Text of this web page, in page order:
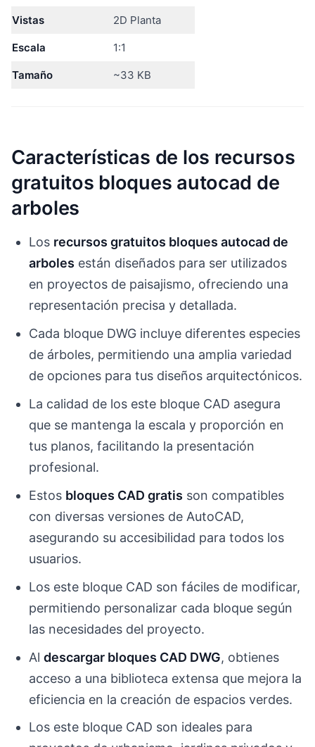
Vistas 2D Planta
Escala 1:1
Tamaño ~33 KB
Características de los recursos
gratuitos bloques autocad de
arboles
Los recursos gratuitos bloques autocad de
arboles están diseñados para ser utilizados
en proyectos de paisajismo, ofreciendo una
representación precisa y detallada.
Cada bloque DWG incluye diferentes especies
de árboles, permitiendo una amplia variedad
de opciones para tus diseños arquitectónicos.
La calidad de los este bloque CAD asegura
que se mantenga la escala y proporción en
tus planos, facilitando la presentación
profesional.
Estos bloques CAD gratis son compatibles
con diversas versiones de AutoCAD,
asegurando su accesibilidad para todos los
usuarios.
Los este bloque CAD son fáciles de modificar,
permitiendo personalizar cada bloque según
las necesidades del proyecto.
Aldescargar bloques CAD DWG, obtienes
acceso a una biblioteca extensa que mejora la
eficiencia en la creación de espacios verdes.
Los este bloque CAD son ideales para